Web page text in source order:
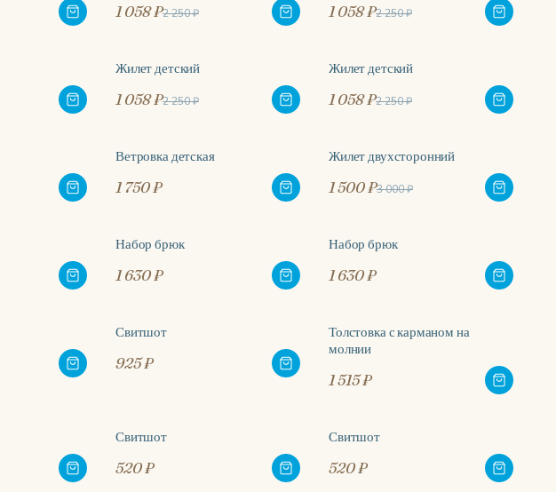
1 058 ₽2 250 ₽ 1 058 ₽2 250 ₽
-53%
Жилет детский
1 058 ₽2 250 ₽
-53%
Жилет детский
1 058 ₽2 250 ₽
Ветровка детская
1 750 ₽
-50%
Жилет двухсторонний
1 500 ₽3 000 ₽
Набор брюк
1 630 ₽
Набор брюк
1 630 ₽
Свитшот
925 ₽
Толстовка с карманом на
молнии
1 515 ₽
Свитшот
520 ₽
Свитшот
520 ₽